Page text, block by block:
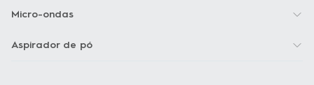
Micro-ondas
Aspirador de pó